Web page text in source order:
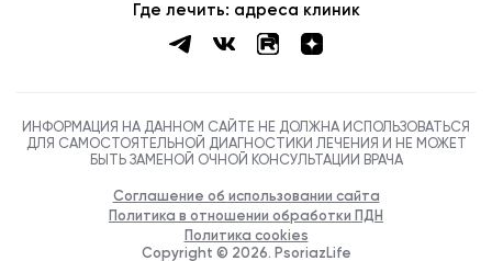
Где лечить: адреса клиник
ИНФОРМАЦИЯ НА ДАННОМ САЙТЕ НЕ ДОЛЖНА ИСПОЛЬЗОВАТЬСЯ
ДЛЯ САМОСТОЯТЕЛЬНОЙ ДИАГНОСТИКИ ЛЕЧЕНИЯ И НЕ МОЖЕТ
БЫТЬ ЗАМЕНОЙ ОЧНОЙ КОНСУЛЬТАЦИИ ВРАЧА
Copyright © 2026. PsoriazLife
Соглашение об использовании сайта
Политика в отношении обработки ПДН
Политика cookies